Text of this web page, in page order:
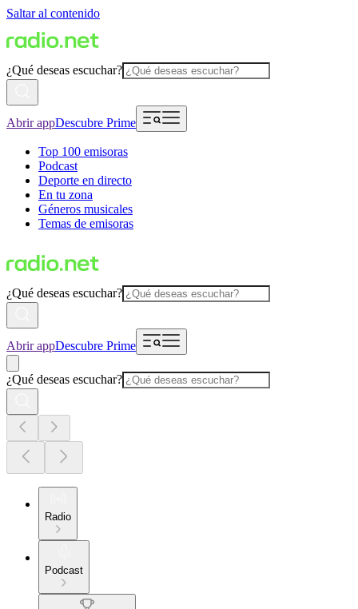
Saltar al contenido
¿Qué deseas escuchar?
Abrir appDescubre Prime
Top 100 emisoras
Podcast
Deporte en directo
En tu zona
Géneros musicales
Temas de emisoras
¿Qué deseas escuchar?
Abrir appDescubre Prime
¿Qué deseas escuchar?
Radio
Podcast